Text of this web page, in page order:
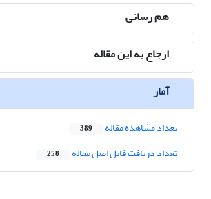
هم رسانی
ارجاع به این مقاله
آمار
تعداد مشاهده مقاله 389
تعداد دریافت فایل اصل مقاله 258